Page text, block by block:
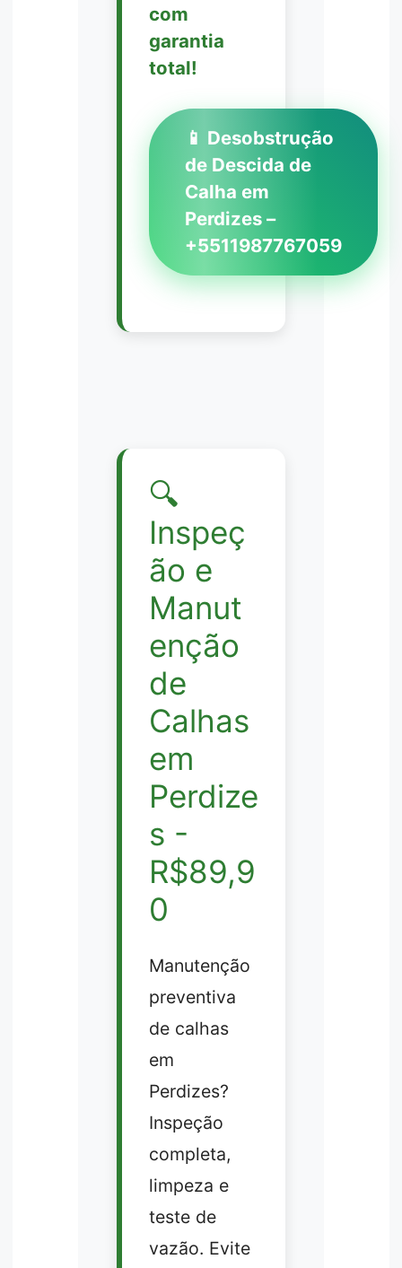
com
garantia
total!
📱 Desobstrução
de Descida de
Calha em
Perdizes –
+5511987767059
🔍
Inspeç
ão e
Manut
enção
de
Calhas
em
Perdize
s -
R$89,9
0
Manutenção
preventiva
de calhas
em
Perdizes?
Inspeção
completa,
limpeza e
teste de
vazão. Evite